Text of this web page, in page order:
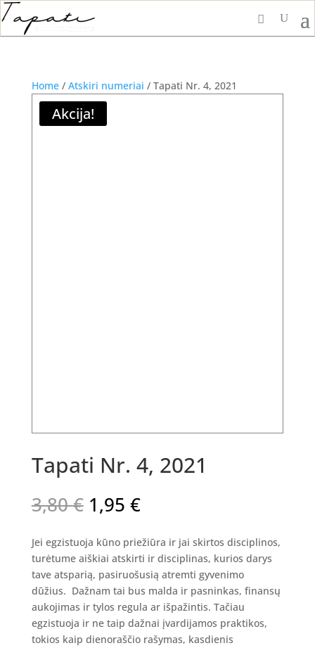
Home/ Atskiri numeriai / Tapati Nr. 4, 2021
Akcija!
Tapati Nr. 4, 2021
3,80€ Original
price
was:
3,80 €.
1,95 €Current
price
is:
1,95 €.
Jei egzistuoja kūno priežiūra ir jai skirtos disciplinos,
turėtume aiškiai atskirti ir disciplinas, kurios darys
tave atsparią, pasiruošusią atremti gyvenimo
dūžius. Dažnam tai bus malda ir pasninkas, finansų
aukojimas ir tylos regula ar išpažintis. Tačiau
egzistuoja ir ne taip dažnai įvardijamos praktikos,
tokios kaip dienoraščio rašymas, kasdienis